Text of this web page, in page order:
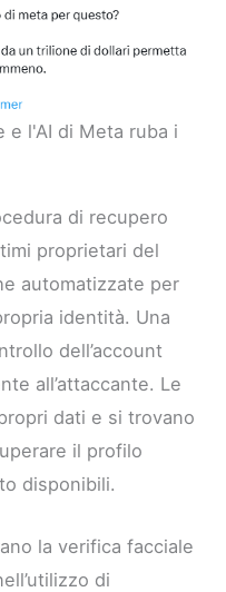
e l'AI di Meta ruba i
di recupero
proprietari del
automatizzate per
identità. Una
dell’account
all’attaccante. Le
dati e si trovano
il profilo
disponibili.
la verifica facciale
di